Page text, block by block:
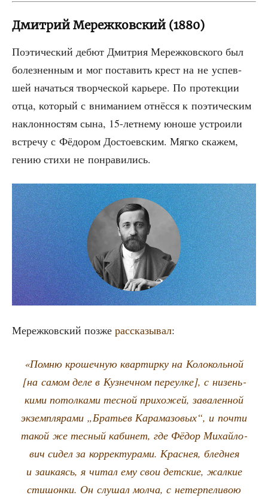
Дмитрий Мережковский (1880)
Поэ­ти­че­ский дебют Дмит­рия Мереж­ков­ско­го был
болез­нен­ным и мог поста­вить крест на не успев­
шей начать­ся твор­че­ской карье­ре. По про­тек­ции
отца, кото­рый с вни­ма­ни­ем отнёс­ся к поэ­ти­че­ским
наклон­но­стям сына, 15-лет­не­му юно­ше устро­и­ли
встре­чу с Фёдо­ром Досто­ев­ским. Мяг­ко ска­жем,
гению сти­хи не понравились.
Мереж­ков­ский поз­же рас­ска­зы­вал:
«Пом­ню кро­шеч­ную квар­тир­ку на Коло­коль­ной
[на самом деле в Куз­неч­ном пере­ул­ке], с низень­
ки­ми потол­ка­ми тес­ной при­хо­жей, зава­лен­ной
экзем­пля­ра­ми „Бра­тьев Кара­ма­зо­вых“, и почти
такой же тес­ный каби­нет, где Фёдор Михай­ло­
вич сидел за кор­рек­ту­ра­ми. Крас­нея, блед­нея
и заи­ка­ясь, я читал ему свои дет­ские, жал­кие
сти­шон­ки. Он слу­шал мол­ча, с нетер­пе­ли­вою